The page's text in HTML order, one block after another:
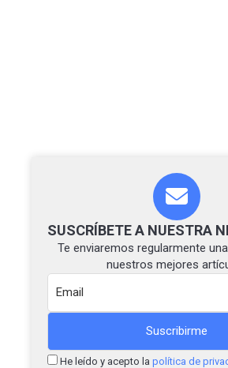
SUSCRÍBETE A NUESTRA
Te enviaremos regularmente
nuestros mejores
He leído y acepto la política de